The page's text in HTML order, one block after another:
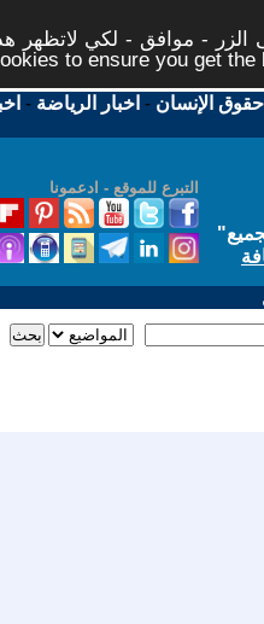
الزر - موافق - لكي لاتظهر
to ensure you get
حقوق الإنسان - اخبار الرياضة -
التبرع للموقع - ادعمونا
"